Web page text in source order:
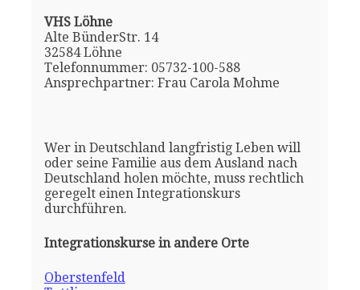
VHS Löhne
Alte BünderStr. 14
32584 Löhne
Telefonnummer: 05732-100-588
Ansprechpartner: Frau Carola Mohme
Wer in Deutschland langfristig Leben will
oder seine Familie aus dem Ausland nach
Deutschland holen möchte, muss rechtlich
geregelt einen Integrationskurs
durchführen.
Integrationskurse in andere Orte
Oberstenfeld